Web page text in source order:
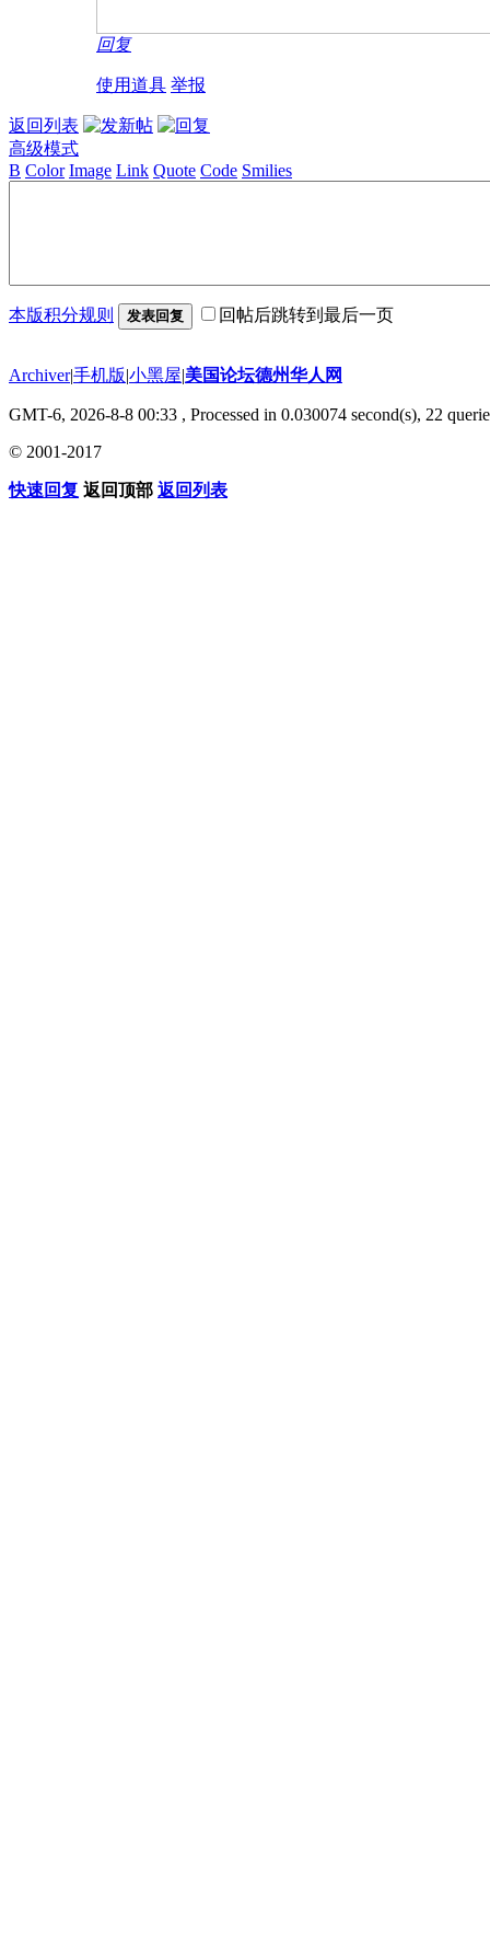
回复
使用道具 举报
返回列表
高级模式
B Color Image Link Quote Code Smilies
本版积分规则 发表回复 回帖后跳转到最后一页
Archiver|手机版|小黑屋|美国论坛德州华人网
GMT-6, 2026-8-8 00:33 , Processed in 0.030074 second(s), 22
© 2001-2017
快速回复 返回顶部 返回列表